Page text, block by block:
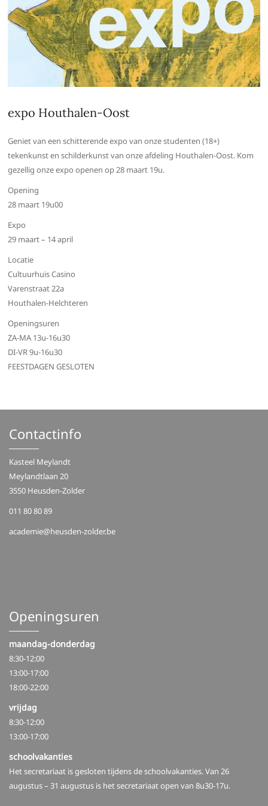
expo Houthalen-Oost
Geniet van een schitterende expo van onze studenten (18+)
tekenkunst en schilderkunst van onze afdeling Houthalen-Oost. Kom
gezellig onze expo openen op 28 maart 19u.
Opening
28 maart 19u00
Expo
29 maart – 14 april
Locatie
Cultuurhuis Casino
Varenstraat 22a
Houthalen-Helchteren
Openingsuren
ZA-MA 13u-16u30
DI-VR 9u-16u30
FEESTDAGEN GESLOTEN
Contactinfo
Kasteel Meylandt
Meylandtlaan 20
3550 Heusden-Zolder
011 80 80 89
academie@heusden-zolder.be
Openingsuren
maandag-donderdag
8:30-12:00
13:00-17:00
18:00-22:00
vrijdag
8:30-12:00
13:00-17:00
schoolvakanties
Het secretariaat is gesloten tijdens de schoolvakanties. Van 26
augustus – 31 augustus is het secretariaat open van 8u30-17u.